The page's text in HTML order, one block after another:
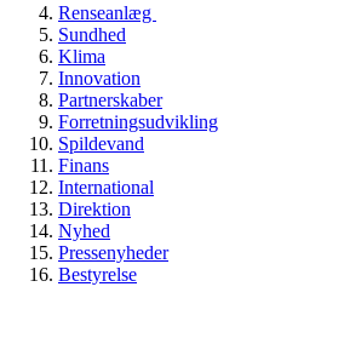
Renseanlæg
Sundhed
Klima
Innovation
Partnerskaber
Forretningsudvikling
Spildevand
Finans
International
Direktion
Nyhed
Pressenyheder
Bestyrelse